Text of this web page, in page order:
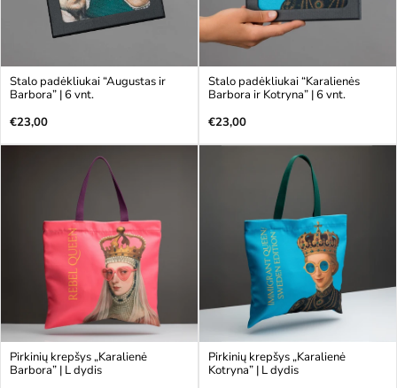
Stalo padėkliukai “Augustas ir
Barbora” | 6 vnt.
Įprasta
€23,00
Stalo padėkliukai “Karalienės
Barbora ir Kotryna” | 6 vnt.
Įprasta
€23,00
Pirkinių krepšys „Karalienė
Barbora” | L dydis
Pirkinių krepšys „Karalienė
Kotryna” | L dydis